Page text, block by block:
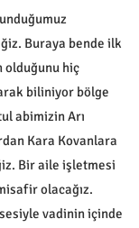
Buraya bende ilk
olduğunu hiç
biliniyor bölge
abimizin Arı
Kara Kovanlara
Bir aile işletmesi
olacağız.
vadinin içinde